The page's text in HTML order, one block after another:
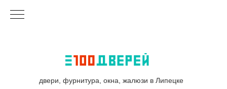
двери, фурнитура, окна, жалюзи в Липецке